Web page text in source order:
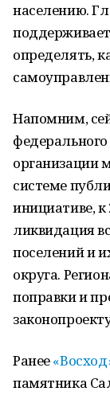
населению.
определять,
Напомним,
организации
системе
инициативе, к
ликвидация
поселений и
округа.
поправки и
Ранее
памятника